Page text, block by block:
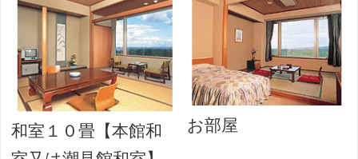
和室１０畳【本館和
お部屋